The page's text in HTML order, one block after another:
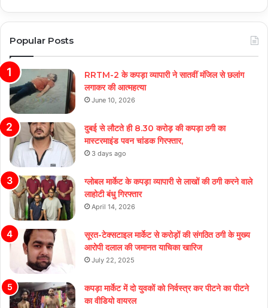
Popular Posts
RRTM-2 के कपड़ा व्यापारी ने सातवीं मंजिल से छलांग
लगाकर की आत्महत्या
June 10, 2026
दुबई से लौटते ही 8.30 करोड़ की कपड़ा ठगी का
मास्टरमाइंड पवन चांडक गिरफ्तार,
3 days ago
ग्लोबल मार्केट के कपड़ा व्यापारी से लाखों की ठगी करने वाले
लाहोटी बंधु गिरफ्तार
April 14, 2026
सूरत-टेक्सटाइल मार्केट से करोड़ों की संगठित ठगी के मुख्य
आरोपी दलाल की जमानत याचिका खारिज
July 22, 2025
कपड़ा मार्केट में दो युवकों को निर्वस्त्र कर पीटने का पीटने
का वीडियो वायरल